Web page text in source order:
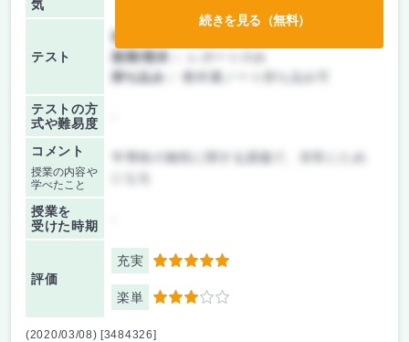
気
テスト
前期/中間：
後期/期末：
持ち込み：
教科書ノート持ち込み可
テストの方
式や難易度
コメント
授業の内容や
学べたこと
半導体の物性に関する講義で、非常にため
授業を
受けた時期
評価
充実 5
楽単 3
続きを見る（無料）
(2020/03/08) [3484326]